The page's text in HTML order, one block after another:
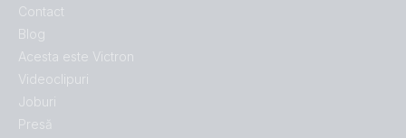
Contact
Blog
Acesta este Victron
Videoclipuri
Joburi
Presă